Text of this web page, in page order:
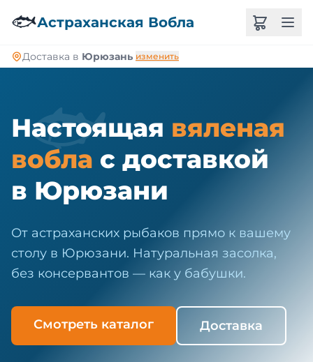
🐟Астраханская Вобла
Доставка в Юрюзань изменить
🐟
Настоящая вяленая
вобла с доставкой
в Юрюзани
От астраханских рыбаков прямо к вашему
столу в Юрюзани. Натуральная засолка,
без консервантов — как у бабушки.
Смотреть каталог Доставка